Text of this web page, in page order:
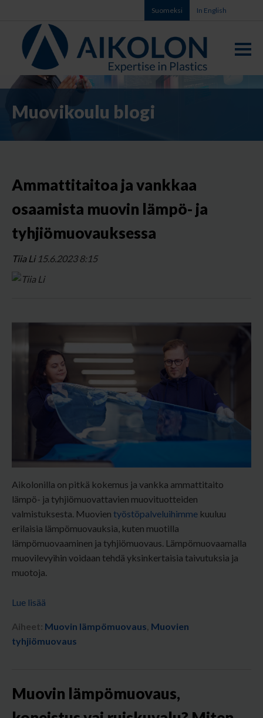
Suomeksi In English
Muovikoulu blogi
Ammattitaitoa ja vankkaa
osaamista muovin lämpö- ja
tyhjiömuovauksessa
Tiia Li15.6.2023 8:15
Aikolonilla on pitkä kokemus ja vankka ammattitaito
lämpö- ja tyhjiömuovattavien muovituotteiden
valmistuksesta. Muovien työstöpalveluihimme kuuluu
erilaisia lämpömuovauksia, kuten muotilla
lämpömuovaaminen ja tyhjiömuovaus. Lämpömuovaamalla
muovilevyihin voidaan tehdä yksinkertaisia taivutuksia ja
muotoja.
Lue lisää
Aiheet: Muovin lämpömuovaus Muovien
tyhjiömuovaus
Muovin lämpömuovaus,